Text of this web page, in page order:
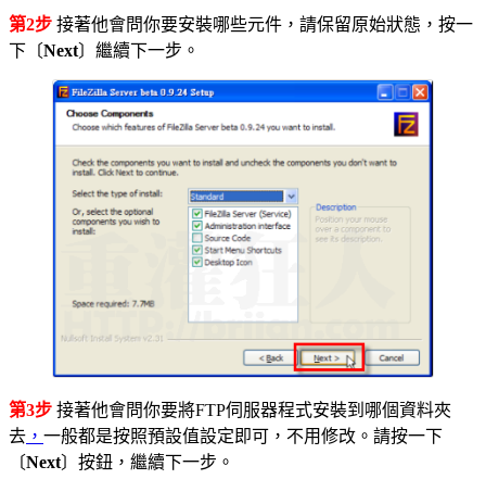
第2步 接著他會問你要安裝哪些元件，請保留原始狀態，按一
下〔Next〕繼續下一步。
第3步 接著他會問你要將FTP伺服器程式安裝到哪個資料夾
去 ， 一般都是按照預設值設定即可，不用修改。請按一下
〔Next〕按鈕，繼續下一步。